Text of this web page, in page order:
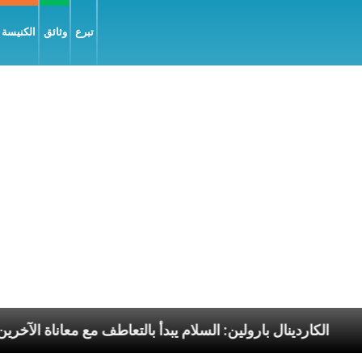
وثائق تبرع
الكاردينال بارولين: السلام يبدأ الرسوليّة